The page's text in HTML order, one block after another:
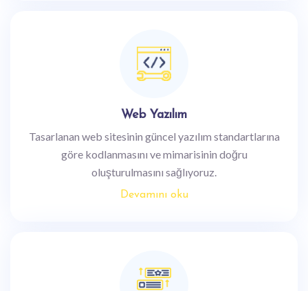
Web Yazılım
Tasarlanan web sitesinin güncel yazılım standartlarına
göre kodlanmasını ve mimarisinin doğru
oluşturulmasını sağlıyoruz.
Devamını oku